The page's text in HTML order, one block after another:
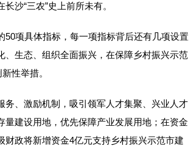
沙“三农”史上前所未有。
项具体指标，每一项指标背后还有几项设置
生态、组织全面振兴，在保障乡村振兴示范
性举措。
、激励机制，吸引领军人才集聚、兴业人才
建设用地，优先保障产业发展用地；在资金
政将新增资金4亿元支持乡村振兴示范市建